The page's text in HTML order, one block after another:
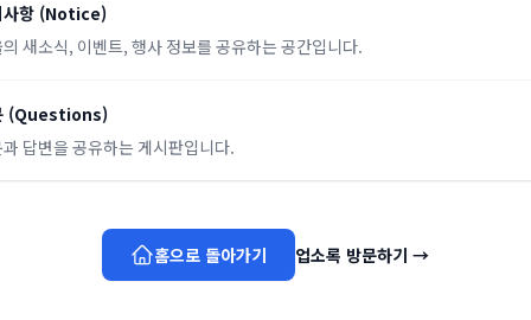
항 (Notice)
의 새소식, 이벤트, 행사 정보를 공유하는 공간입니다.
(Questions)
답변을 공유하는 게시판입니다.
홈으로 돌아가기 업소록 방문하기 →